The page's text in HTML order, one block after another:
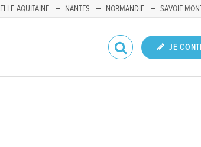
AQUITAINE NANTES NORMANDIE SAVOIE
JE